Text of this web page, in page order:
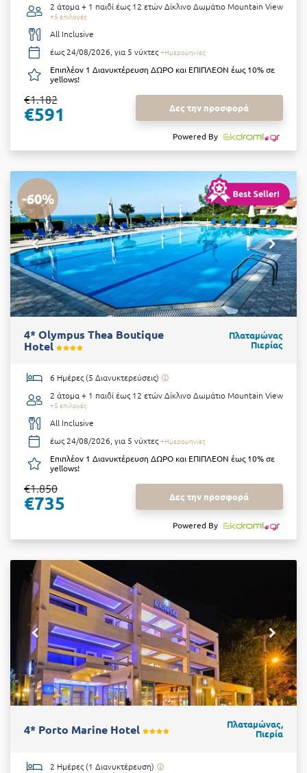
2 άτομα + 1 παιδί έως 12 ετώνΔίκλινο Δωμάτιο Mountain View
+5 επιλογές
All Inclusive
έως 24/08/2026, για 5 νύχτες +Ημερομηνίες
Επιπλέον 1 Διανυκτέρευση ΔΩΡΟ και ΕΠΙΠΛΕΟΝ έως 10% σε
yellows!
€1.182
€591 Δες την προσφορά
Powered By
-60%
4* Olympus Thea Boutique
Hotel
Πλαταμώνας
Πιερίας
6 Ημέρες (5 Διανυκτερεύσεις)
2 άτομα + 1 παιδί έως 12 ετώνΔίκλινο Δωμάτιο Mountain View
+5 επιλογές
All Inclusive
έως 24/08/2026, για 5 νύχτες +Ημερομηνίες
Επιπλέον 1 Διανυκτέρευση ΔΩΡΟ και ΕΠΙΠΛΕΟΝ έως 10% σε
yellows!
€1.850
€735 Δες την προσφορά
Powered By
4* Porto Marine Hotel
Πλαταμώνας,
Πιερία
2 Ημέρες (1 Διανυκτέρευση)